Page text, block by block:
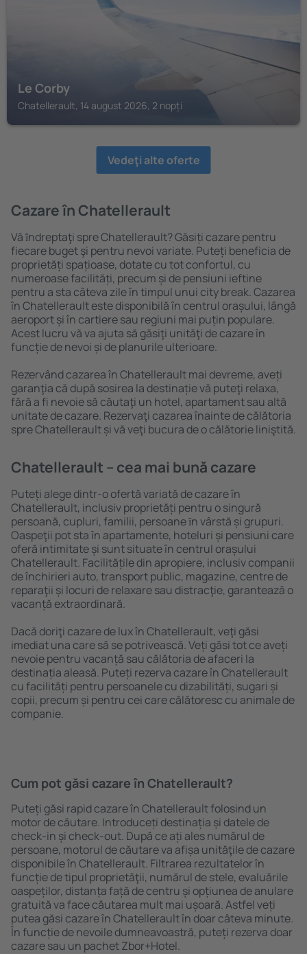
Le Corby
Chatellerault, 14 august 2026, 2 nopți
Vedeţi alte oferte
Cazare în Chatellerault
Vă ȋndreptaţi spre Chatellerault? Găsiți cazare pentru
fiecare buget şi pentru nevoi variate. Puteți beneficia de
proprietăți spațioase, dotate cu tot confortul, cu
numeroase facilități, precum și de pensiuni ieftine
pentru a sta câteva zile în timpul unui city break. Cazarea
în Chatellerault este disponibilă în centrul orașului, lângă
aeroport și în cartiere sau regiuni mai puțin populare.
Acest lucru vă va ajuta să găsiţi unităţi de cazare în
funcție de nevoi și de planurile ulterioare.
Rezervând cazarea în Chatellerault mai devreme, aveți
garanţia că după sosirea la destinație vă puteţi relaxa,
fără a fi nevoie să căutaţi un hotel, apartament sau altă
unitate de cazare. Rezervaţi cazarea înainte de călătoria
spre Chatellerault și vă veţi bucura de o călătorie liniştită.
Chatellerault – cea mai bună cazare
Puteți alege dintr-o ofertă variată de cazare în
Chatellerault, inclusiv proprietăți pentru o singură
persoană, cupluri, familii, persoane ȋn vârstă și grupuri.
Oaspeţii pot sta în apartamente, hoteluri și pensiuni care
oferă intimitate și sunt situate în centrul orașului
Chatellerault. Facilitățile din apropiere, inclusiv companii
de închirieri auto, transport public, magazine, centre de
reparaţii și locuri de relaxare sau distracţie, garantează o
vacanță extraordinară.
Dacă doriţi cazare de lux în Chatellerault, veţi găsi
imediat una care să se potrivească. Veți găsi tot ce aveți
nevoie pentru vacanță sau călătoria de afaceri la
destinația aleasă. Puteți rezerva cazare în Chatellerault
cu facilități pentru persoanele cu dizabilități, sugari și
copii, precum și pentru cei care călătoresc cu animale de
companie.
Cum pot găsi cazare în Chatellerault?
Puteți găsi rapid cazare în Chatellerault folosind un
motor de căutare. Introduceți destinația și datele de
check-in și check-out. După ce ați ales numărul de
persoane, motorul de căutare va afișa unităţile de cazare
disponibile în Chatellerault. Filtrarea rezultatelor în
funcție de tipul proprietăţii, numărul de stele, evaluările
oaspeților, distanța față de centru și opțiunea de anulare
gratuită va face căutarea mult mai ușoară. Astfel veți
putea găsi cazare în Chatellerault în doar câteva minute.
În funcție de nevoile dumneavoastră, puteți rezerva doar
cazare sau un pachet Zbor+Hotel.